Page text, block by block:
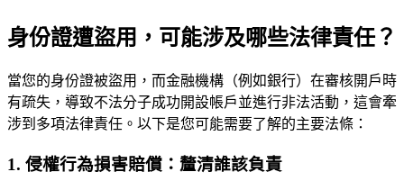
身份證遭盜用，可能涉及哪些法律責任？
當您的身份證被盜用，而金融機構（例如銀行）在審核開戶時
有疏失，導致不法分子成功開設帳戶並進行非法活動，這會牽
涉到多項法律責任。以下是您可能需要了解的主要法條：
1. 侵權行為損害賠償：釐清誰該負責